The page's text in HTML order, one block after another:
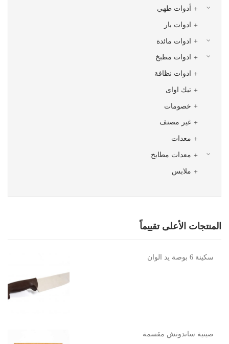
أدوات طهي
ادوات بار
ادوات مائدة
ادوات مطبخ
ادوات نظافة
تيك اواى
خصومات
غير مصنف
معدات
معدات مطابخ
ملابس
المنتجات الأعلى تقييماً
سكينة 6 بوصة يد الوان
صينية ساندوتش مقسمة